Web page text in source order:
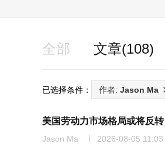
全部 文章(108)
已选择条件： 作者: Jason Ma
美国劳动力市场格局或将反
Jason Ma 2026-08-05 11:03